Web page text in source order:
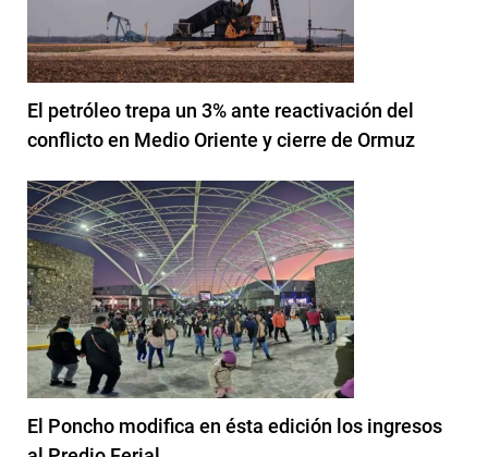
El petróleo trepa un 3% ante reactivación del
conflicto en Medio Oriente y cierre de Ormuz
El Poncho modifica en ésta edición los ingresos